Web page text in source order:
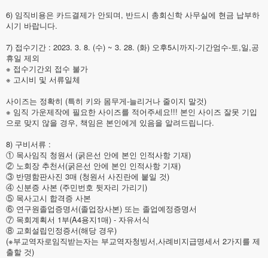
6) 임직비용은 카드결제가 안되며, 반드시 총회신학 사무실에 현금 납부하
시기 바랍니다.
7) 접수기간 : 2023. 3. 8. (수) ~ 3. 28. (화) 오후5시까지-기간엄수-토,일,공
휴일 제외
※ 접수기간외 접수 불가
※ 고시비 및 서류일체
사이즈는 정확히 (특히 키와 몸무게-늘리거나 줄이지 말것)
※ 임직 가운제작에 필요한 사이즈를 적어주세요!!! 본인 사이즈 잘못 기입
으로 맞지 않을 경우, 책임은 본인에게 있음을 알려드립니다.
8) 구비서류 :
① 목사임직 청원서 (굵은선 안에 본인 인적사항 기재)
② 노회장 추천서(굵은선 안에 본인 인적사항 기재)
③ 반명함판사진 3매 (청원서 사진란에 붙일 것)
④ 신분증 사본 (주민번호 뒷자리 가리기)
⑤ 목사고시 합격증 사본
⑥ 연구원졸업증명서(졸업장사본) 또는 졸업예정증명서
⑦ 목회계획서 1부(A4용지1매) - 자유서식
⑧ 교회설립인정증서(해당 경우)
(※부교역자로임직받는자는 부교역자청빙서,사례비지급명세서 2가지를 제
출할 것)